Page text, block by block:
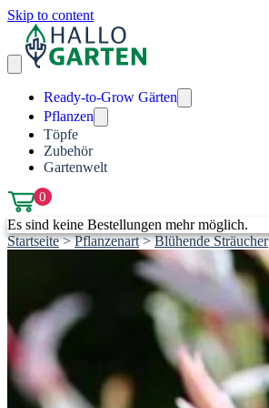
Skip to content
Ready-to-Grow Gärten
Pflanzen
Töpfe
Zubehör
Gartenwelt
0
Es sind keine Bestellungen mehr möglich.
Startseite > Pflanzenart > Blühende Sträucher